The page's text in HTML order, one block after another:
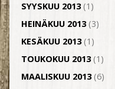
SYYSKUU 2013(1)
HEINÄKUU 2013(3)
KESÄKUU 2013(1)
TOUKOKUU 2013(1)
MAALISKUU 2013(6)